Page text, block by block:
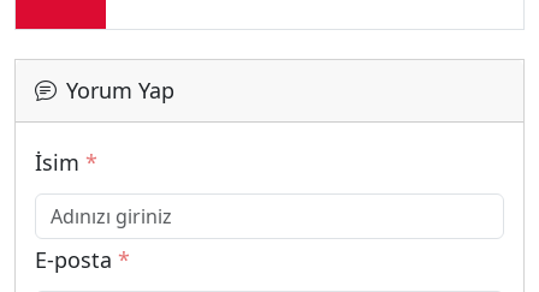
Yorum Yap
İsim *
E-posta *